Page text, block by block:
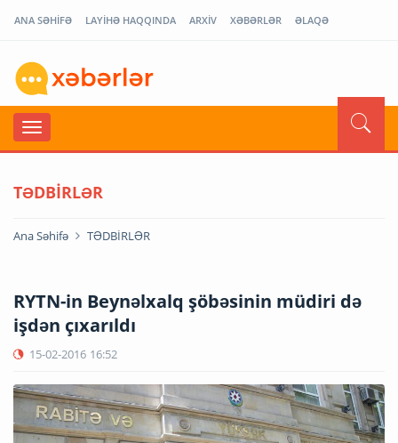
ANA SƏHİFƏ LAYİHƏ HAQQINDA ARXİV XƏBƏRLƏR ƏLAQƏ
TƏDBİRLƏR
Ana Səhifə TƏDBİRLƏR
RYTN-in Beynəlxalq şöbəsinin müdiri də
işdən çıxarıldı
15-02-2016 16:52